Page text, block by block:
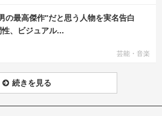
の最高傑作”だと思う人物を実名告白
性、ビジュアル...
芸能・音楽
続きを見る